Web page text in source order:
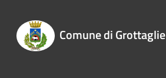
Comune di Grottaglie